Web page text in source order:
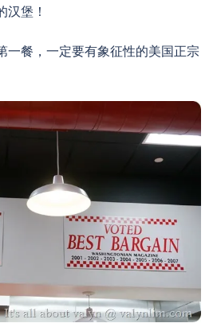
汉堡！
一餐，一定要有象征性的美国正宗